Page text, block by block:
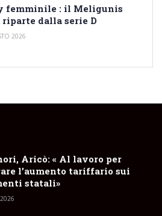
femminile : il Meligunis
dalla serie D
2026
Aricò: « Al lavoro per
l’aumento tariffario sui
statali»